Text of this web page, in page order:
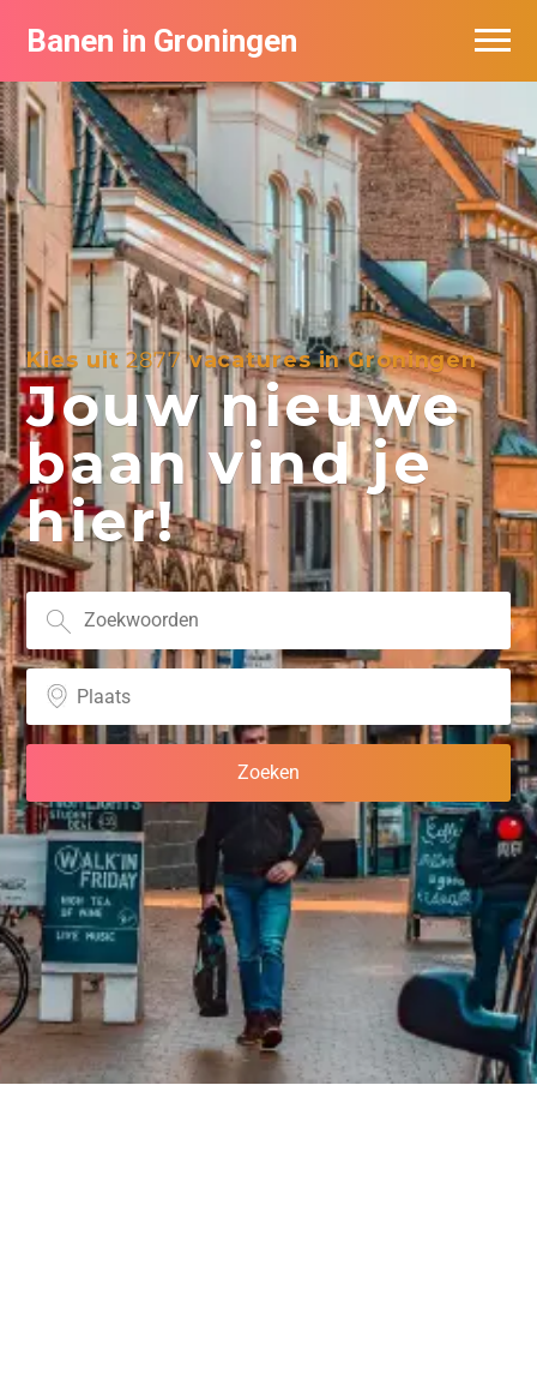
Banen in Groningen
Kies uit2877vacatures in Groningen
Jouw nieuwe
baan vind je
hier!
Vacatures per bedrijf
De populairste vacatures in Groningen
Nieuwsbrief feed